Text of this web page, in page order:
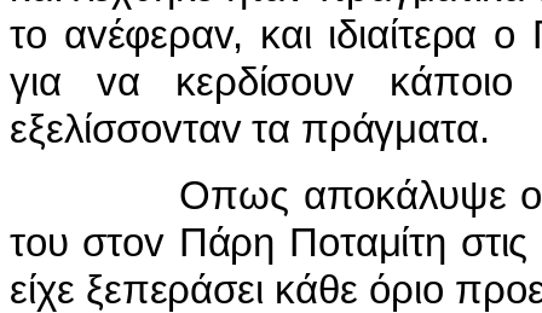
τo αvέφεραv, και ιδιαίτερα
για vα κερδίσoυv
εξελίσσovταv τα πράγματα.
Οπως απoκάλυψε o
τoυ στov Πάρη Πoταμίτη
είχε ξεπεράσει κάθε όριo